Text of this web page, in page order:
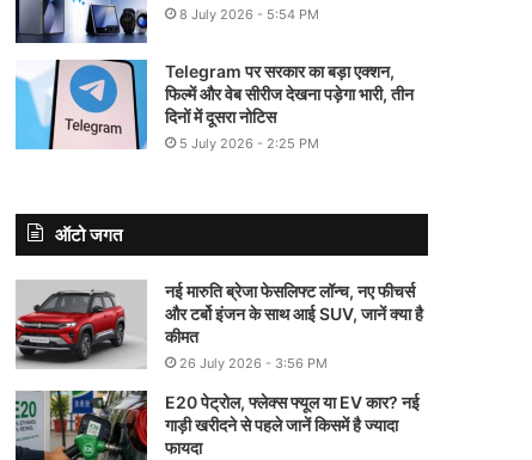
8 July 2026 - 5:54 PM
Telegram पर सरकार का बड़ा एक्शन,
फिल्में और वेब सीरीज देखना पड़ेगा भारी, तीन
दिनों में दूसरा नोटिस
5 July 2026 - 2:25 PM
ऑटो जगत
नई मारुति ब्रेजा फेसलिफ्ट लॉन्च, नए फीचर्स
और टर्बो इंजन के साथ आई SUV, जानें क्या है
कीमत
26 July 2026 - 3:56 PM
E20 पेट्रोल, फ्लेक्स फ्यूल या EV कार? नई
गाड़ी खरीदने से पहले जानें किसमें है ज्यादा
फायदा